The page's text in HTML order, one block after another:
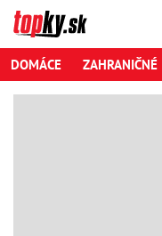
DOMÁCE ZAHRANIČNÉ